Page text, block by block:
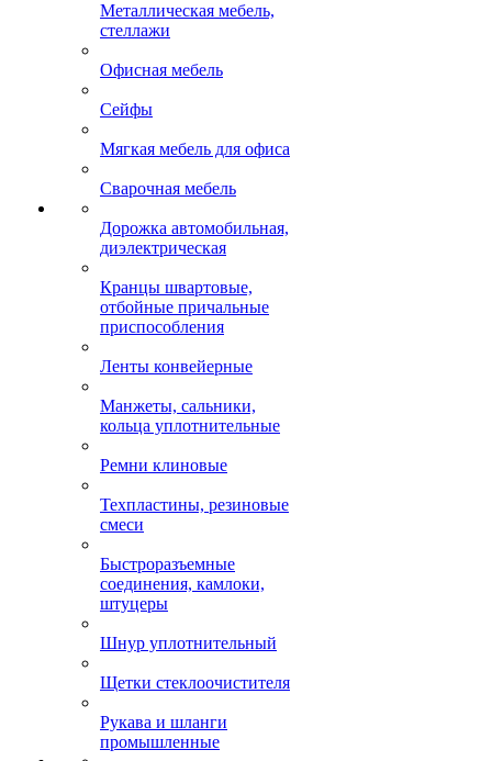
Металлическая мебель,
стеллажи
Офисная мебель
Сейфы
Мягкая мебель для офиса
Сварочная мебель
Дорожка автомобильная,
диэлектрическая
Кранцы швартовые,
отбойные причальные
приспособления
Ленты конвейерные
Манжеты, сальники,
кольца уплотнительные
Ремни клиновые
Техпластины, резиновые
смеси
Быстроразъемные
соединения, камлоки,
штуцеры
Шнур уплотнительный
Щетки стеклоочистителя
Рукава и шланги
промышленные